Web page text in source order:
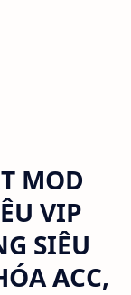
MOD
VIP
SIÊU
ACC,